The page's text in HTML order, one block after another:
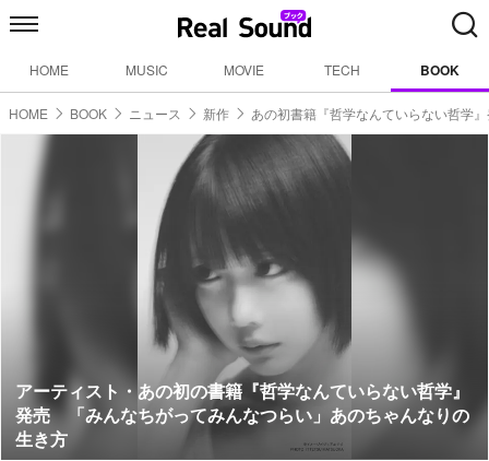
HOME MUSIC MOVIE TECH BOOK
HOME BOOK ニュース 新作 あの初書籍『哲学なんていらない哲学
アーティスト・あの初の書籍『哲学なんていらない哲学』
発売 「みんなちがってみんなつらい」あのちゃんなりの
生き方